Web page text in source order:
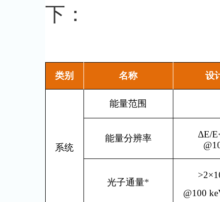
下：
类别 名称 设
系统
能量范围
能量分辨率
ΔE/
光子通量*
@100